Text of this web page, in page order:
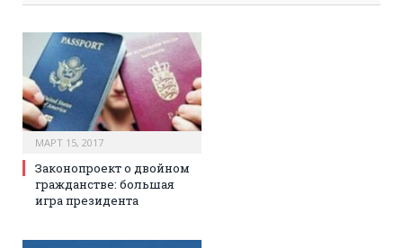
МАРТ 15, 2017
Законопроект о двойном
гражданстве: большая
игра президента